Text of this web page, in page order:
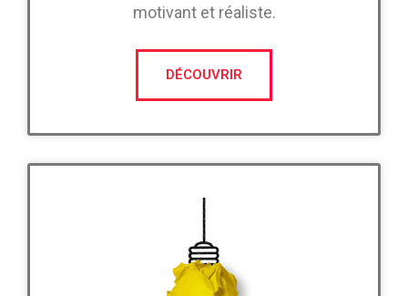
motivant et réaliste.
DÉCOUVRIR